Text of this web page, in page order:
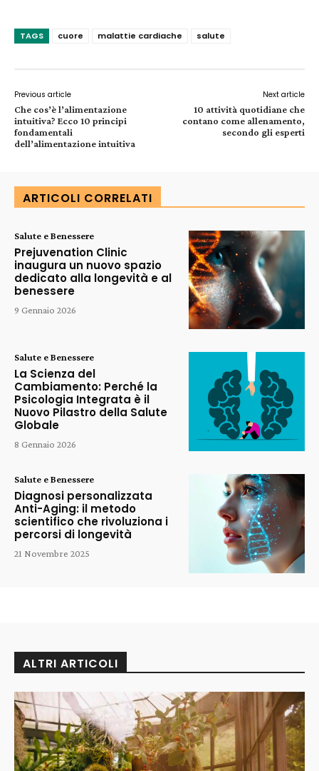
TAGS cuore malattie cardiache salute
Previous article
Che cos’è l’alimentazione
intuitiva? Ecco 10 principi
fondamentali
dell’alimentazione intuitiva
Next article
10 attività quotidiane che
contano come allenamento,
secondo gli esperti
ARTICOLI CORRELATI
Salute e Benessere
Prejuvenation Clinic
inaugura un nuovo spazio
dedicato alla longevità e al
benessere
9 Gennaio 2026
Salute e Benessere
La Scienza del
Cambiamento: Perché la
Psicologia Integrata è il
Nuovo Pilastro della Salute
Globale
8 Gennaio 2026
Salute e Benessere
Diagnosi personalizzata
Anti-Aging: il metodo
scientifico che rivoluziona i
percorsi di longevità
21 Novembre 2025
ALTRI ARTICOLI